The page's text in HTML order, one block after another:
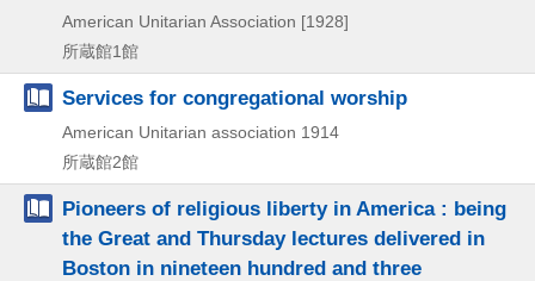
American Unitarian Association [1928]
所蔵館1館
Services for congregational worship
American Unitarian association 1914
所蔵館2館
Pioneers of religious liberty in America : being
the Great and Thursday lectures delivered in
Boston in nineteen hundred and three